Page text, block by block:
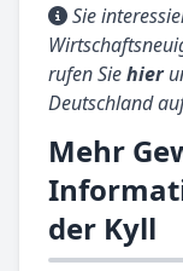
Sie
rufen Siehier
Deutschland
Mehr
der Kyll